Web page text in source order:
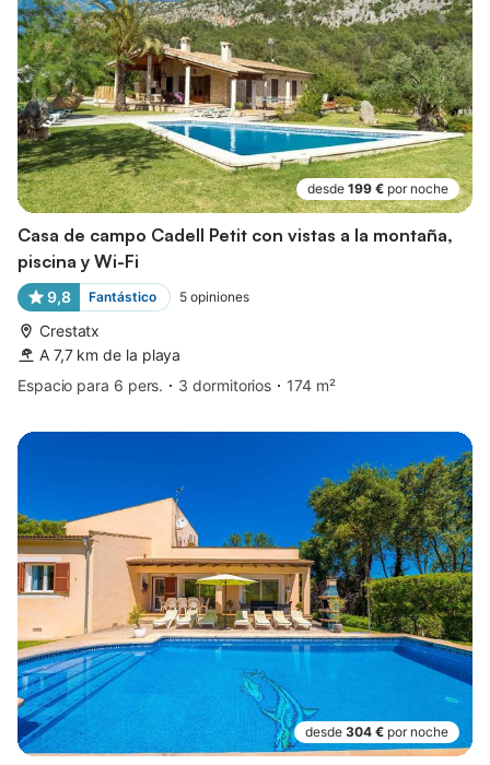
desde 199 € por noche
Casa de campo Cadell Petit con vistas a la montaña,
piscina y Wi-Fi
9,8 Fantástico 5 opiniones
Crestatx
A 7,7 km de la playa
Espacio para 6 pers.
3 dormitorios 174 m²
desde 304 € por noche